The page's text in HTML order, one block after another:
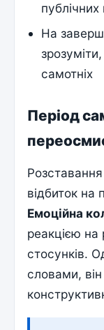
публічних
На
самотніх
Період
відбиток на
Емоційна
реакцією на
стосунків.
словами,